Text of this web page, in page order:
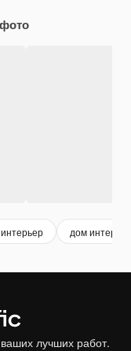
интерьер дом интерьер
лучших работ.